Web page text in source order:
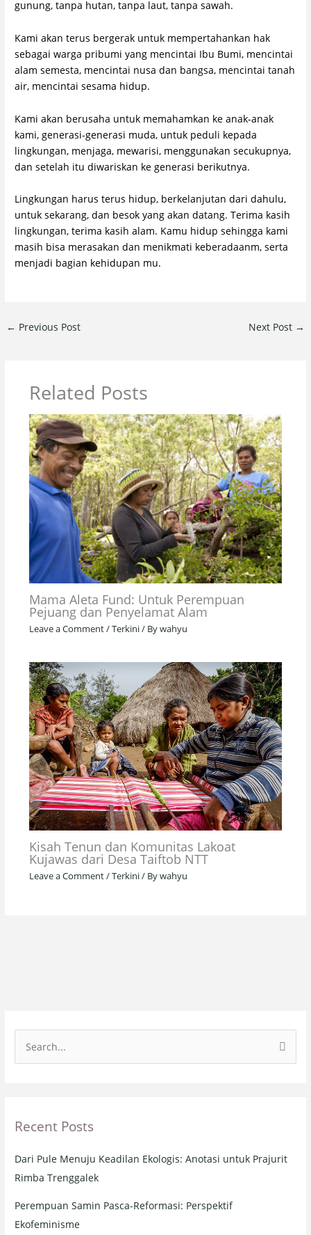
gunung, tanpa hutan, tanpa laut, tanpa sawah.
Kami akan terus bergerak untuk mempertahankan hak
sebagai warga pribumi yang mencintai Ibu Bumi, mencintai
alam semesta, mencintai nusa dan bangsa, mencintai tanah
air, mencintai sesama hidup.
Kami akan berusaha untuk memahamkan ke anak-anak
kami, generasi-generasi muda, untuk peduli kepada
lingkungan, menjaga, mewarisi, menggunakan secukupnya,
dan setelah itu diwariskan ke generasi berikutnya.
Lingkungan harus terus hidup, berkelanjutan dari dahulu,
untuk sekarang, dan besok yang akan datang. Terima kasih
lingkungan, terima kasih alam. Kamu hidup sehingga kami
masih bisa merasakan dan menikmati keberadaanm, serta
menjadi bagian kehidupan mu.
← Previous Post Next Post →
Related Posts
Mama Aleta Fund: Untuk Perempuan
Pejuang dan Penyelamat Alam
Leave a Comment/Terkini/ Bywahyu
Kisah Tenun dan Komunitas Lakoat
Kujawas dari Desa Taiftob NTT
Leave a Comment/Terkini/ Bywahyu
e
c
f
o
r
:
Recent Posts
Dari Pule Menuju Keadilan Ekologis: Anotasi untuk Prajurit
Rimba Trenggalek
Perempuan Samin Pasca-Reformasi: Perspektif
Ekofeminisme